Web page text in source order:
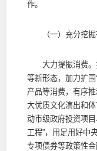
作。
（一）充分挖掘
大力提振消费。
等新形态，加力扩
产品等消费，有序
大优质文化演出和
动市级政府投资项
工程”，用足用好中
专项债券等政策性